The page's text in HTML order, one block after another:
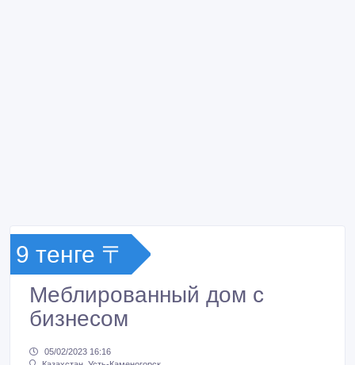
9 тенге 〒
Меблированный дом с
бизнесом
05/02/2023 16:16